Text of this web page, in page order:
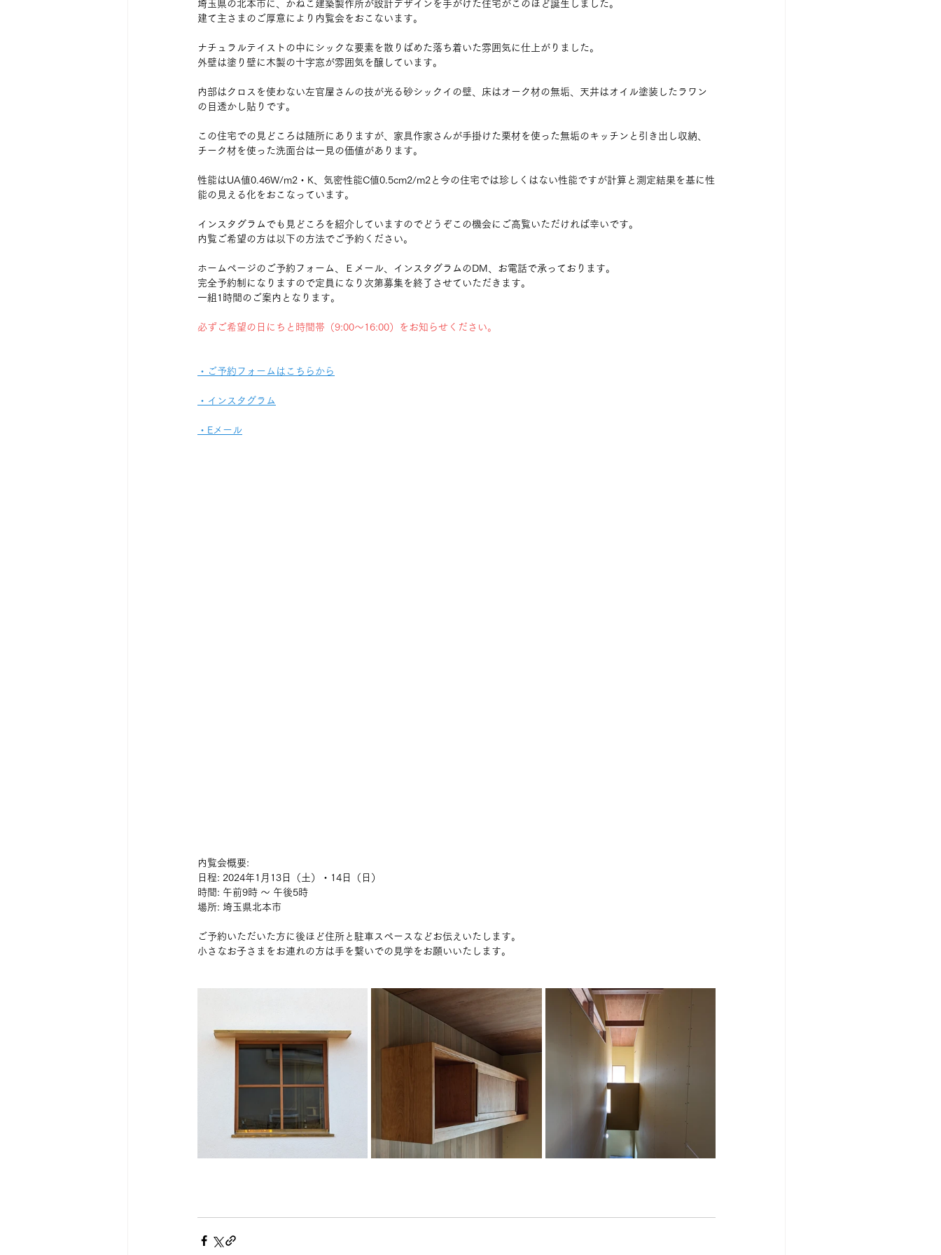
埼玉県の北本市に、かねこ建築製作所が設計デザインを手がけた住宅がこのほど誕生しました。
建て主さまのご厚意により内覧会をおこないます。
ナチュラルテイストの中にシックな要素を散りばめた落ち着いた雰囲気に仕上がりました。
外壁は塗り壁に木製の十字窓が雰囲気を醸しています。
内部はクロスを使わない左官屋さんの技が光る砂シックイの壁、床はオーク材の無垢、天井はオイル塗装したラワン
の目透かし貼りです。
この住宅での見どころは随所にありますが、家具作家さんが手掛けた栗材を使った無垢のキッチンと引き出し収納、
チーク材を使った洗面台は一見の価値があります。
性能はUA値0.46W/m2・K、気密性能C値0.5cm2/m2と今の住宅では珍しくはない性能ですが計算と測定結果を基に性
能の見える化をおこなっています。
インスタグラムでも見どころを紹介していますのでどうぞこの機会にご高覧いただければ幸いです。
内覧ご希望の方は以下の方法でご予約ください。
ホームページのご予約フォーム、Ｅメール、インスタグラムのDM、お電話で承っております。
完全予約制になりますので定員になり次第募集を終了させていただきます。
一組1時間のご案内となります。
必ずご希望の日にちと時間帯（9:00～16:00）をお知らせください。
・ご予約フォームはこちらから
・インスタグラム
・Eメール
内覧会概要:
日程: 2024年1月13日（土）・14日（日）
時間: 午前9時 〜 午後5時
場所: 埼玉県北本市
ご予約いただいた方に後ほど住所と駐車スペースなどお伝えいたします。
小さなお子さまをお連れの方は手を繋いでの見学をお願いいたします。